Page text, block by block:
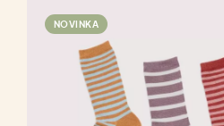
NOVINKA